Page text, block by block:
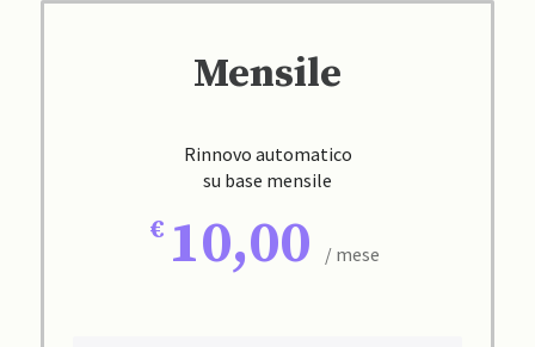
Mensile
Rinnovo automatico
su base mensile
10,00 / mese